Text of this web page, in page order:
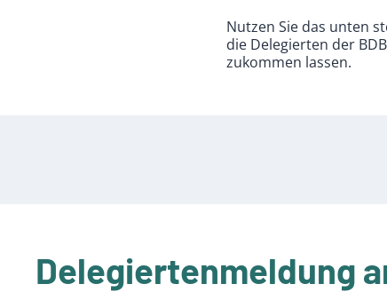
Nutzen Sie das unten
die Delegierten der
zukommen lassen.
Delegiertenmeldung